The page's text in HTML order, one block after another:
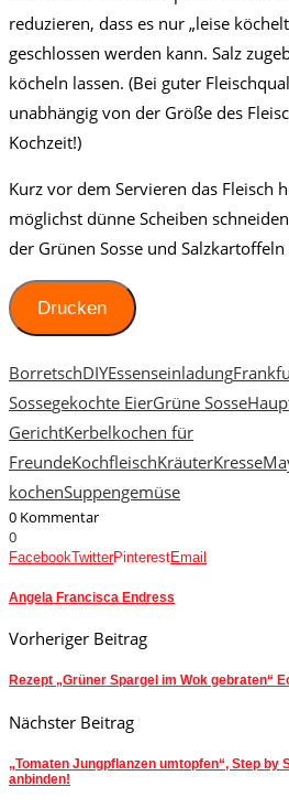
reduzieren, dass es nur „leise
geschlossen werden kann. Salz
köcheln lassen. (Bei guter
unabhängig von der Größe des
Kochzeit!)
Kurz vor dem Servieren das Fleisch
möglichst dünne Scheiben
der Grünen Sosse und
Drucken
BorretschDIYEssenseinladung
Sossegekochte EierGrüne Sosse
GerichtKerbelkochen für
FreundeKochfleischKräuterKresse
kochenSuppengemüse
0 Kommentar
0
FacebookTwitterPinterestEmail
Angela Francisca Endress
Vorheriger Beitrag
Rezept „Grüner Spargel im Wok gebraten“
Nächster Beitrag
„Tomaten Jungpflanzen umtopfen“, Step by
anbinden!